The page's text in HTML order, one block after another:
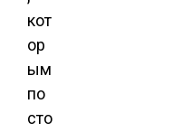
кот
ор
ым
по
сто